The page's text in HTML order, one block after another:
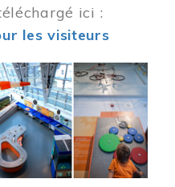
ici :
les visiteurs